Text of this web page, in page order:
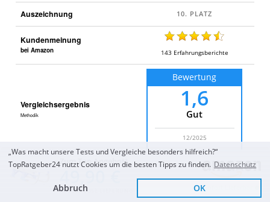
Zum Top Angebot
KOSTENLOSE LIEFERUNG Sofort Lieferbar
Auszeichnung
Kundenmeinung
bei Amazon 143 Erfahrungsberichte
Vergleichsergebnis
Methodik
Bewertung
1,6
Gut
12/2025
🛷 Modell Davoser Rodel
Hartholz, klappbare
„Was macht unsere Tests und Vergleiche besonders hilfreich?“
TopRatgeber24 nutzt Cookies um die besten Tipps zu finden. Datenschutz
Abbruch OK